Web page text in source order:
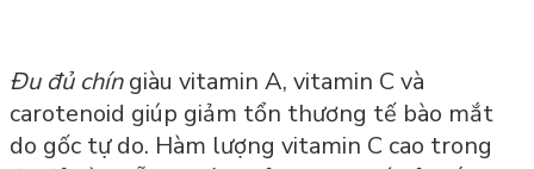
Đu đủ chíngiàu vitamin A, vitamin C và
carotenoid giúp giảm tổn thương tế bào mắt
do gốc tự do. Hàm lượng vitamin C cao trong